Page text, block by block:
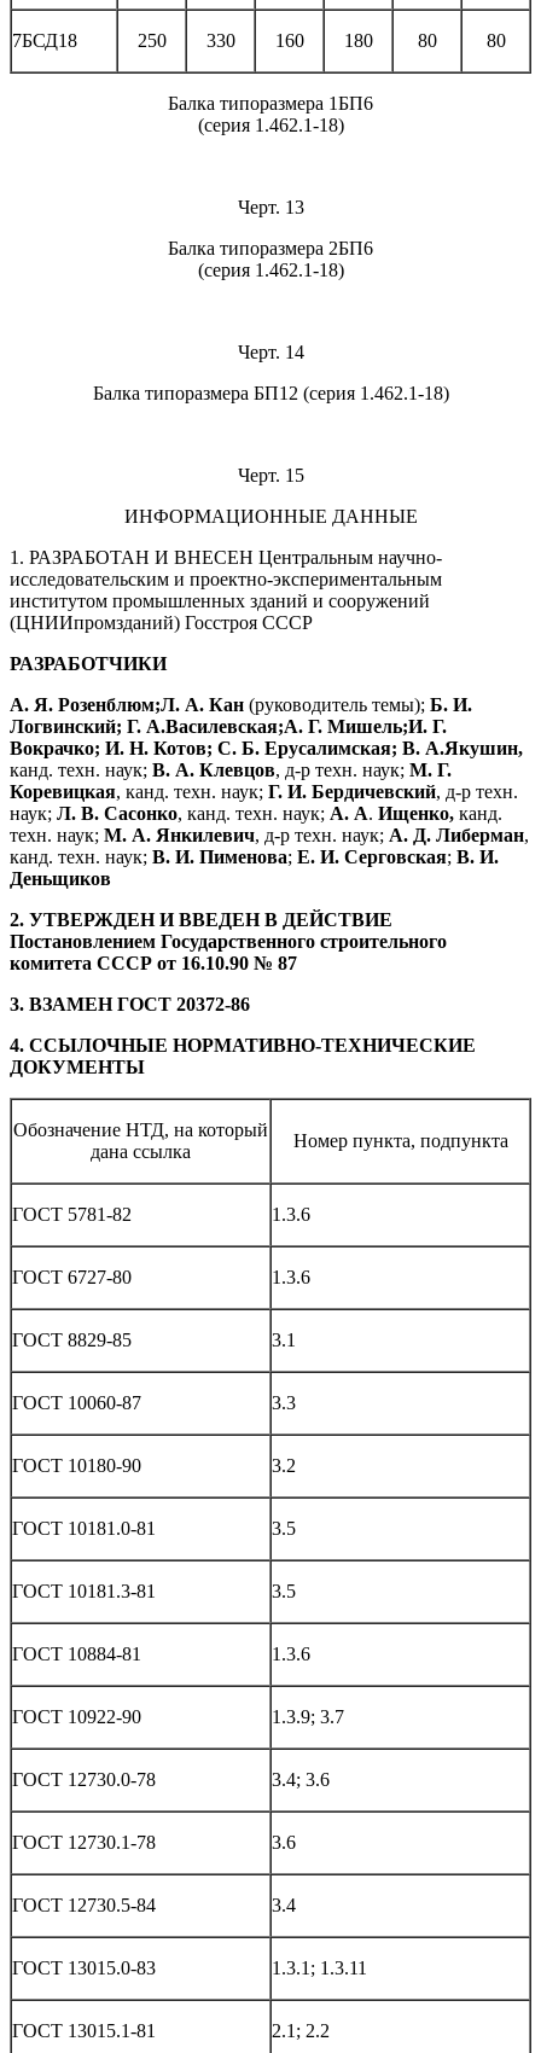
7БСД18 250 330 160 180 80 80
Балка типоразмера 1БП6
(серия 1.462.1-18)
Черт. 13
Балка типоразмера 2БП6
(серия 1.462.1-18)
Черт. 14
Балка типоразмера БП12 (серия 1.462.1-18)
Черт. 15
ИНФОРМАЦИОННЫЕ ДАННЫЕ
1. РАЗРАБОТАН И ВНЕСЕН Центральным научно-
исследовательским и проектно-экспериментальным
институтом промышленных зданий и сооружений
(ЦНИИпромзданий) Госстроя СССР
РАЗРАБОТЧИКИ
А. Я. Розенблюм;Л. А. Кан (руководитель темы); Б. И.
Логвинский; Г. А.Василевская;А. Г. Мишель;И. Г.
Вокрачко; И. Н. Котов; С. Б. Ерусалимская; В. А.Якушин,
канд. техн. наук; В. А. Клевцов, д-р техн. наук; М. Г.
Коревицкая, канд. техн. наук; Г. И. Бердичевский, д-р техн.
наук; Л. В. Сасонко, канд. техн. наук; А. А. Ищенко, канд.
техн. наук; М. А. Янкилевич, д-р техн. наук; А. Д. Либерман,
канд. техн. наук; В. И. Пименова; Е. И. Серговская; В. И.
Деньщиков
2. УТВЕРЖДЕН И ВВЕДЕН В ДЕЙСТВИЕ
Постановлением Государственного строительного
комитета СССР от 16.10.90 № 87
3. ВЗАМЕН ГОСТ 20372-86
4. ССЫЛОЧНЫЕ НОРМАТИВНО-ТЕХНИЧЕСКИЕ
ДОКУМЕНТЫ
Обозначение НТД, на который
дана ссылка
Номер пункта, подпункта
ГОСТ 5781-82 1.3.6
ГОСТ 6727-80 1.3.6
ГОСТ 8829-85 3.1
ГОСТ 10060-87 3.3
ГОСТ 10180-90 3.2
ГОСТ 10181.0-81 3.5
ГОСТ 10181.3-81 3.5
ГОСТ 10884-81 1.3.6
ГОСТ 10922-90 1.3.9; 3.7
ГОСТ 12730.0-78 3.4; 3.6
ГОСТ 12730.1-78 3.6
ГОСТ 12730.5-84 3.4
ГОСТ 13015.0-83 1.3.1; 1.3.11
ГОСТ 13015.1-81 2.1; 2.2